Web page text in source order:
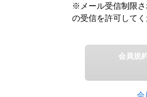
※メール受信制限
の受信を許可してく
会員規
会